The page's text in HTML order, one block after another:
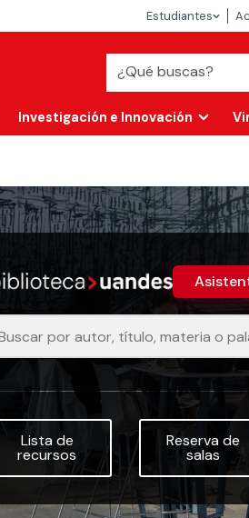
Estudiantes
Investigación e Innovación
Lista de
recursos
Reserva de
salas